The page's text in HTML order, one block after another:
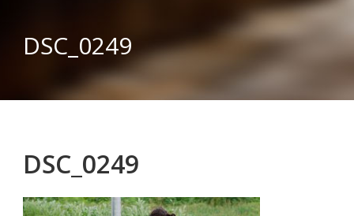
DSC_0249
DSC_0249